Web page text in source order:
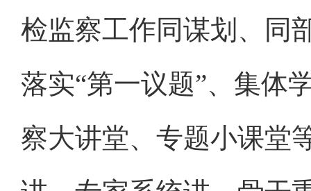
检监察工作同谋划、同
落实“第一议题”、集体
察大讲堂、专题小课堂